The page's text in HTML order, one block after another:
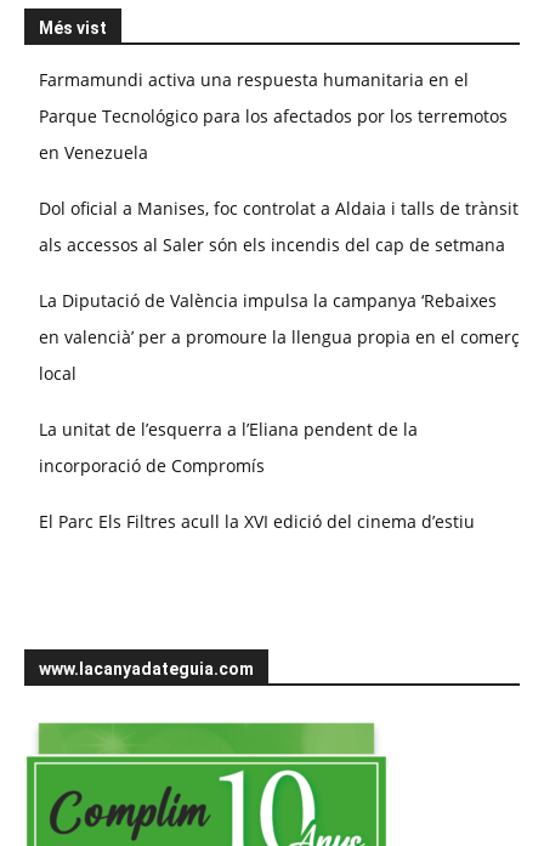
Més vist
Farmamundi activa una respuesta humanitaria en el
Parque Tecnológico para los afectados por los terremotos
en Venezuela
Dol oficial a Manises, foc controlat a Aldaia i talls de trànsit
als accessos al Saler són els incendis del cap de setmana
La Diputació de València impulsa la campanya ‘Rebaixes
en valencià’ per a promoure la llengua propia en el comerç
local
La unitat de l’esquerra a l’Eliana pendent de la
incorporació de Compromís
El Parc Els Filtres acull la XVI edició del cinema d’estiu
www.lacanyadateguia.com